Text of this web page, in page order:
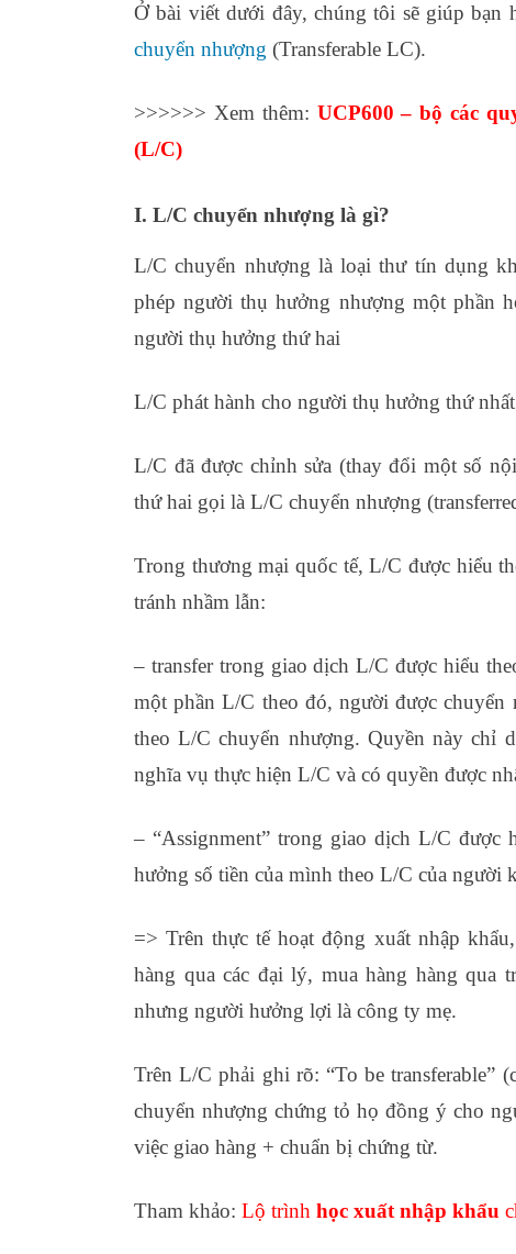
Ở bài viết dưới đây, chúng tôi sẽ giúp
chuyển nhượng (Transferable LC).
>>>>>> Xem thêm: UCP600 – bộ các
(L/C)
I. L/C chuyển nhượng là gì?
L/C chuyển nhượng là loại thư tín dụng
phép người thụ hưởng nhượng một phần
người thụ hưởng thứ hai
L/C phát hành cho người thụ hưởng thứ
L/C đã được chỉnh sửa (thay đổi một số
thứ hai gọi là L/C chuyển nhượng
Trong thương mại quốc tế, L/C được hiểu
tránh nhầm lẫn:
– transfer trong giao dịch L/C được hiểu
một phần L/C theo đó, người được
theo L/C chuyển nhượng. Quyền này chỉ
nghĩa vụ thực hiện L/C và có quyền được
– “Assignment” trong giao dịch L/C
hưởng số tiền của mình theo L/C của người
=> Trên thực tế hoạt động xuất nhập
hàng qua các đại lý, mua hàng hàng qua
nhưng người hưởng lợi là công ty mẹ.
Trên L/C phải ghi rõ: “To be
chuyển nhượng chứng tỏ họ đồng ý cho
việc giao hàng + chuẩn bị chứng từ.
Tham khảo: Lộ trình học xuất nhập khẩu